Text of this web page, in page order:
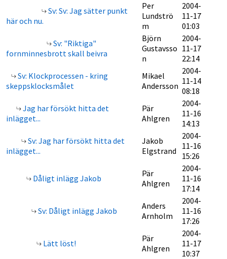
Sv: Sv: Jag sätter punkt
här och nu.
Per
Lundströ
m
2004-
11-17
01:03
Sv: "Riktiga"
fornminnesbrott skall beivra
Björn
Gustavsso
n
2004-
11-17
22:14
Sv: Klockprocessen - kring
skeppsklocksmålet
Mikael
Andersson
2004-
11-14
08:18
Jag har försökt hitta det
inlägget...
Pär
Ahlgren
2004-
11-16
14:13
Sv: Jag har försökt hitta det
inlägget...
Jakob
Elgstrand
2004-
11-16
15:26
Dåligt inlägg Jakob
Pär
Ahlgren
2004-
11-16
17:14
Sv: Dåligt inlägg Jakob
Anders
Arnholm
2004-
11-16
17:26
Lätt löst!
Pär
Ahlgren
2004-
11-17
10:37